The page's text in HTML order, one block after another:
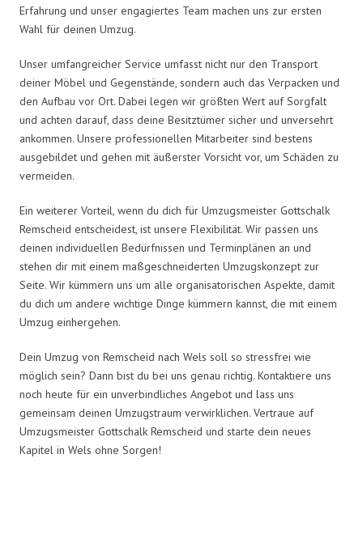
Erfahrung und unser engagiertes Team machen uns zur ersten
Wahl für deinen Umzug.
Unser umfangreicher Service umfasst nicht nur den Transport
deiner Möbel und Gegenstände, sondern auch das Verpacken und
den Aufbau vor Ort. Dabei legen wir größten Wert auf Sorgfalt
und achten darauf, dass deine Besitztümer sicher und unversehrt
ankommen. Unsere professionellen Mitarbeiter sind bestens
ausgebildet und gehen mit äußerster Vorsicht vor, um Schäden zu
vermeiden.
Ein weiterer Vorteil, wenn du dich für Umzugsmeister Gottschalk
Remscheid entscheidest, ist unsere Flexibilität. Wir passen uns
deinen individuellen Bedürfnissen und Terminplänen an und
stehen dir mit einem maßgeschneiderten Umzugskonzept zur
Seite. Wir kümmern uns um alle organisatorischen Aspekte, damit
du dich um andere wichtige Dinge kümmern kannst, die mit einem
Umzug einhergehen.
Dein Umzug von Remscheid nach Wels soll so stressfrei wie
möglich sein? Dann bist du bei uns genau richtig. Kontaktiere uns
noch heute für ein unverbindliches Angebot und lass uns
gemeinsam deinen Umzugstraum verwirklichen. Vertraue auf
Umzugsmeister Gottschalk Remscheid und starte dein neues
Kapitel in Wels ohne Sorgen!